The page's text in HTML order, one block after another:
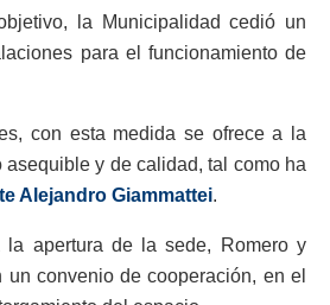
la Municipalidad cedió un
para el funcionamiento de
con esta medida se ofrece a la
y de calidad, tal como ha
Alejandro Giammattei.
la apertura de la sede, Romero y
un convenio de cooperación, en el